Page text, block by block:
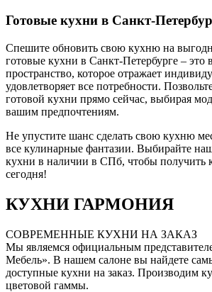
Готовые кухни в Санкт-
Спешите обновить свою кухню на
готовые кухни в Санкт-Петербурге – это
пространство, которое отражает
удовлетворяет все потребности.
готовой кухни прямо сейчас, выбирая
вашим предпочтениям.
Не упустите шанс сделать свою кухню
все кулинарные фантазии. Выбирайте
кухни в наличии в СПб, чтобы получить
сегодня!
КУХНИ ГАРМОНИЯ
СОВРЕМЕННЫЕ КУХНИ НА ЗАКАЗ
Мы являемся официальным
Мебель». В нашем салоне вы найдете
доступные кухни на заказ. Производим
цветовой гаммы.